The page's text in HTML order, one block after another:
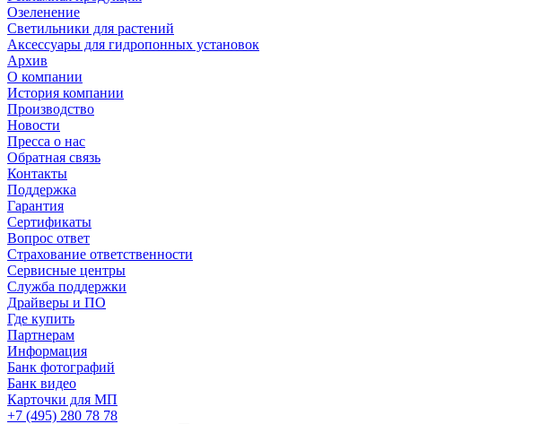
Озеленение
Светильники для растений
Аксессуары для гидропонных установок
Архив
О компании
История компании
Производство
Новости
Пресса о нас
Обратная связь
Контакты
Поддержка
Гарантия
Сертификаты
Вопрос ответ
Страхование ответственности
Сервисные центры
Служба поддержки
Драйверы и ПО
Где купить
Партнерам
Информация
Банк фотографий
Банк видео
Карточки для МП
+7 (495) 280 78 78